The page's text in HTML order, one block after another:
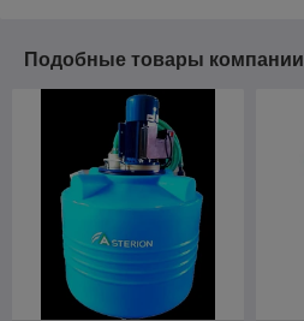
Подобные товары компании